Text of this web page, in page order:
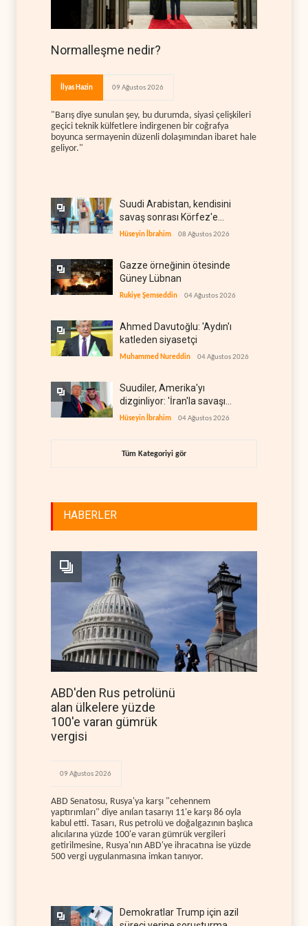
Normalleşme nedir?
İlyas Hazin 09 Ağustos 2026
"Barış diye sunulan şey, bu durumda, siyasi çelişkileri
geçici teknik külfetlere indirgenen bir coğrafya
boyunca sermayenin düzenli dolaşımından ibaret hale
geliyor."
Suudi Arabistan, kendisini
savaş sonrası Körfez'e
hazırlıyor
Hüseyin İbrahim 08 Ağustos 2026
Gazze örneğinin ötesinde
Güney Lübnan
Rukiye Şemseddin 04 Ağustos 2026
Ahmed Davutoğlu: 'Aydın'ı
katleden siyasetçi
Muhammed Nureddin 04 Ağustos 2026
Suudiler, Amerika'yı
dizginliyor: 'İran'la savaşı
kaldıracak gücümüz yok'
Hüseyin İbrahim 04 Ağustos 2026
Tüm Kategoriyi gör
HABERLER
ABD'den Rus petrolünü
alan ülkelere yüzde
100'e varan gümrük
vergisi
09 Ağustos 2026
ABD Senatosu, Rusya'ya karşı "cehennem
yaptırımları" diye anılan tasarıyı 11'e karşı 86 oyla
kabul etti. Tasarı, Rus petrolü ve doğalgazının başlıca
alıcılarına yüzde 100'e varan gümrük vergileri
getirilmesine, Rusya'nın ABD'ye ihracatına ise yüzde
500 vergi uygulanmasına imkan tanıyor.
Demokratlar Trump için azil